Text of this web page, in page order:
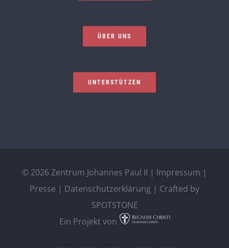
ÜBER UNS
UNTERSTÜTZEN
© 2026 Zentrum Johannes Paul II | Impressum |
Presse | Datenschutzerklärung | Crafted by
SPOTSTONE
Ein Projekt von